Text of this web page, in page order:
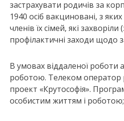
застрахувати родичів за
1940 осіб вакциновані, з
членів їх сімей, які
профілактичні заходи щодо
В умовах віддаленої роботи
роботою. Телеком оператор
проект «Крутософія».
особистим життям і роботою;